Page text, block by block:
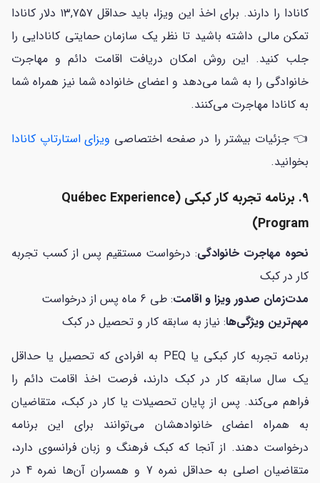
کانادا را دارند. برای اخذ این ویزا، باید حداقل ۱۳,۷۵۷ دلار کانادا
تمکن مالی داشته باشید تا نظر یک سازمان حمایتی کانادایی را
جلب کنید. این روش امکان دریافت اقامت دائم و مهاجرت
خانوادگی را به شما می‌دهد و اعضای خانواده شما نیز همراه شما
به کانادا مهاجرت می‌کنند.
👈 جزئیات بیشتر را در صفحه اختصاصی ویزای استارتاپ کانادا
بخوانید.
9. برنامه تجربه کار کبکی (Québec Experience
Program)
نحوه مهاجرت خانوادگی: درخواست مستقیم پس از کسب تجربه
کار در کبک
مدت‌زمان صدور ویزا و اقامت: طی 6 ماه پس از درخواست
مهم‌ترین ویژگی‌ها: نیاز به سابقه کار و تحصیل در کبک
برنامه تجربه کار کبکی یا PEQ به افرادی که تحصیل یا حداقل
یک سال سابقه کار در کبک دارند، فرصت اخذ اقامت دائم را
فراهم می‌کند. پس از پایان تحصیلات یا کار در کبک، متقاضیان
به همراه اعضای خانواده‎شان می‌توانند برای این برنامه
درخواست دهند. از آنجا که کبک فرهنگ و زبان فرانسوی دارد،
متقاضیان اصلی به حداقل نمره 7 و همسران آن‌ها نمره 4 در